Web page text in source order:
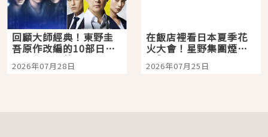
回顧大師經典！東野圭
吾原作改編的10部日本
影視作品推薦
2026年07月28日
在飯店裡看日本夏季花
火大會！星野集團煙火
景觀飯店6選，讓你不用
人擠人悠閒欣賞
2026年07月25日